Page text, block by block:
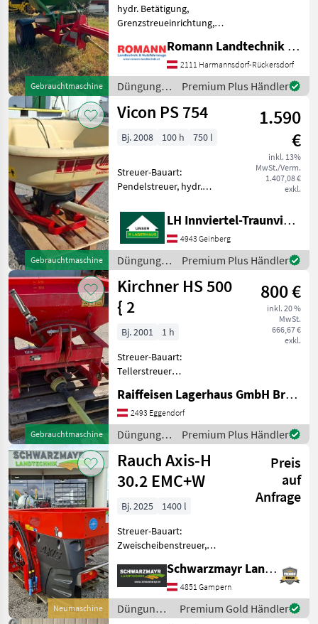
Gebrauchtmaschine
hydr. Betätigung,
Grenzstreueinrichtung,
Zweischeibenstreuer
Folgende Ausstattung:
Zweischeiben Streuer
Waagen mit 38mm
Anhängung
Zapfwellendurchtrieb
Romann Landtechnik & Nutzfahrzeuge e.U.
2111 Harmannsdorf-Rückersdorf
Düngung
und
Beregnung
Premium Plus Händler
Gebrauchtmaschine
Vicon PS 754
1.590
€
inkl. 13%
MwSt./Verm.
1.407,08 €
exkl.
Bj. 2008 100 h 750 l
Streuer-Bauart:
Pendelstreuer, hydr.
Streumengenverstellung
Der Vicon
Mineraldüngerstreuer,
Modell 2008, präsentiert
sich als zuverlässiges und
leistungsst
LH Innviertel-Traunviertel-Urfahr eGen, Geinberg
4943 Geinberg
Düngung
und
Beregnung
/ Vicon
Premium Plus Händler
Gebrauchtmaschine
Kirchner HS 500
{ 2
800 €
inkl. 20 %
MwSt.
666,67 €
exkl.
Bj. 2001
1 h
Streuer-Bauart:
Tellerstreuer
Gebrauchtmaschine;
Seriennummer/Fahrgestellnummer:
10778; Behältervolumen:
500; Arbeitsbreite: 12.15;
Anzahl Streusche
Raiffeisen Lagerhaus GmbH Bruck/Leitha
2493 Eggendorf
Düngung
und
Beregnung
/ Kirchner
Premium Plus Händler
Neumaschine
Rauch Axis-H
30.2 EMC+W
Preis
auf
Anfrage
Bj. 2025
1400 l
Streuer-Bauart:
Zweischeibenstreuer,
Grenzstreueinrichtung,
Streumengenverstellung
Nr. 70529 Düngerstreuer -
mit 1400 lt. Behälter - mit
Schwarzmayr Landtechnik GmbH - Gampern
4851 Gampern
Düngung
Premium Gold Händler